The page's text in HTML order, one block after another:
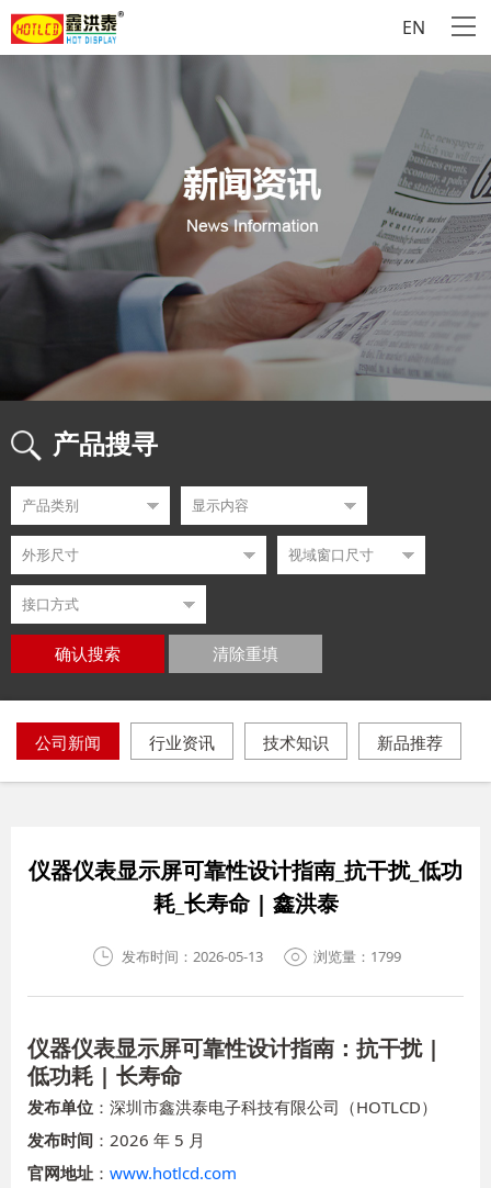
EN
产品搜寻
确认搜索 清除重填
公司新闻 行业资讯 技术知识 新品推荐
仪器仪表显示屏可靠性设计指南_抗干扰_低功
耗_长寿命 | 鑫洪泰
发布时间：2026-05-13 浏览量：1799
仪器仪表显示屏可靠性设计指南：抗干扰 |
低功耗 | 长寿命
发布单位 ：深圳市鑫洪泰电子科技有限公司（HOTLCD）
发布时间 ：2026 年 5 月
官网地址 ： www.hotlcd.com